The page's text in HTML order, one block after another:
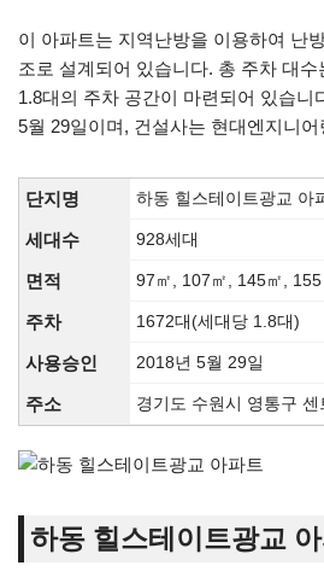
이 아파트는 지역난방을 이용하여 난
조로 설계되어 있습니다. 총 주차 대
1.8대의 주차 공간이 마련되어 있습니
5월 29일이며, 건설사는 현대엔지니어
단지명 하동 힐스테이트광교 아
세대수 928세대
면적 97㎡, 107㎡, 145㎡, 155
주차 1672대(세대당 1.8대)
사용승인 2018년 5월 29일
주소 경기도 수원시 영통구 센
하동 힐스테이트광교